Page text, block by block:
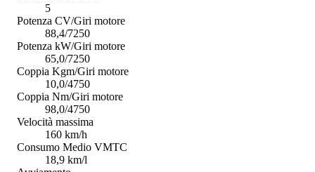
5
Potenza CV/Giri motore
88,4/7250
Potenza kW/Giri motore
65,0/7250
Coppia Kgm/Giri motore
10,0/4750
Coppia Nm/Giri motore
98,0/4750
Velocità massima
160 km/h
Consumo Medio VMTC
18,9 km/l